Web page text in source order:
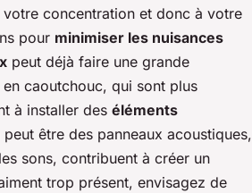
concentration et donc à votre
pour minimiser les nuisances
peut déjà faire une grande
caoutchouc, qui sont plus
à installer des éléments
être des panneaux acoustiques,
sons, contribuent à créer un
trop présent, envisagez de